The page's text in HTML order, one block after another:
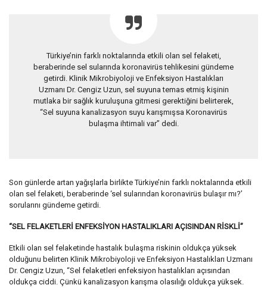
Türkiye’nin farklı noktalarında etkili olan sel felaketi,
beraberinde sel sularında koronavirüs tehlikesini gündeme
getirdi. Klinik Mikrobiyoloji ve Enfeksiyon Hastalıkları
Uzmanı Dr. Cengiz Uzun, sel suyuna temas etmiş kişinin
mutlaka bir sağlık kuruluşuna gitmesi gerektiğini belirterek,
“Sel suyuna kanalizasyon suyu karışmışsa Koronavirüs
bulaşma ihtimali var” dedi.
Son günlerde artan yağışlarla birlikte Türkiye’nin farklı noktalarında etkili
olan sel felaketi, beraberinde ‘sel sularından koronavirüs bulaşır mı?’
sorularını gündeme getirdi.
“SEL FELAKETLERİ ENFEKSİYON HASTALIKLARI AÇISINDAN RİSKLİ”
Etkili olan sel felaketinde hastalık bulaşma riskinin oldukça yüksek
olduğunu belirten Klinik Mikrobiyoloji ve Enfeksiyon Hastalıkları Uzmanı
Dr. Cengiz Uzun, “Sel felaketleri enfeksiyon hastalıkları açısından
oldukça ciddi. Çünkü kanalizasyon karışma olasılığı oldukça yüksek.